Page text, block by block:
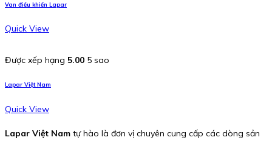
Van điều khiển Lapar
Quick View
Được xếp hạng 5.00 5 sao
Lapar Việt Nam
Quick View
Lapar Việt Nam tự hào là đơn vị chuyên cung cấp các dòng sản